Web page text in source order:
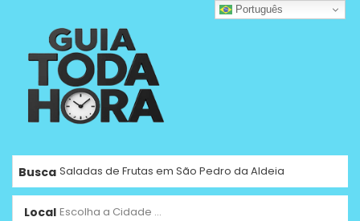
Busca
Local Escolha a Cidade ...
Português